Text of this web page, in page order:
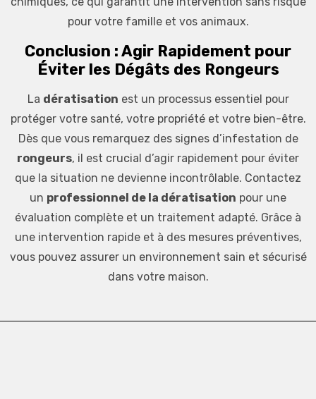
pour votre famille et vos animaux.
Conclusion : Agir Rapidement pour
Éviter les Dégâts des Rongeurs
La dératisation est un processus essentiel pour
protéger votre santé, votre propriété et votre bien-être.
Dès que vous remarquez des signes d’infestation de
rongeurs, il est crucial d’agir rapidement pour éviter
que la situation ne devienne incontrôlable. Contactez
un professionnel de la dératisation pour une
évaluation complète et un traitement adapté. Grâce à
une intervention rapide et à des mesures préventives,
vous pouvez assurer un environnement sain et sécurisé
dans votre maison.